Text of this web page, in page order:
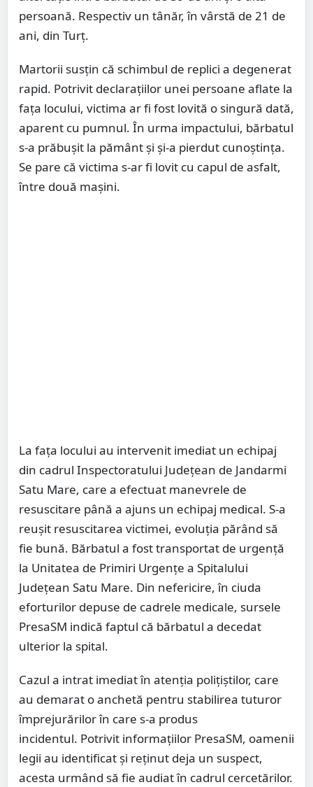
persoană. Respectiv un tânăr, în vârstă de 21 de
ani, din Turț.
Martorii susțin că schimbul de replici a degenerat
rapid. Potrivit declarațiilor unei persoane aflate la
fața locului, victima ar fi fost lovită o singură dată,
aparent cu pumnul. În urma impactului, bărbatul
s-a prăbușit la pământ și și-a pierdut cunoștința.
Se pare că victima s-ar fi lovit cu capul de asfalt,
între două mașini.
La fața locului au intervenit imediat un echipaj
din cadrul Inspectoratului Județean de Jandarmi
Satu Mare, care a efectuat manevrele de
resuscitare până a ajuns un echipaj medical. S-a
reușit resuscitarea victimei, evoluția părând să
fie bună. Bărbatul a fost transportat de urgență
la Unitatea de Primiri Urgențe a Spitalului
Județean Satu Mare. Din nefericire, în ciuda
eforturilor depuse de cadrele medicale, sursele
PresaSM indică faptul că bărbatul a decedat
ulterior la spital.
Cazul a intrat imediat în atenția polițiștilor, care
au demarat o anchetă pentru stabilirea tuturor
împrejurărilor în care s-a produs
incidentul. Potrivit informațiilor PresaSM, oamenii
legii au identificat și reținut deja un suspect,
acesta urmând să fie audiat în cadrul cercetărilor.